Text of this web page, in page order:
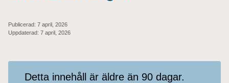
Publicerad: 7 april, 2026
Uppdaterad: 7 april, 2026
Detta innehåll är äldre än 90 dagar.